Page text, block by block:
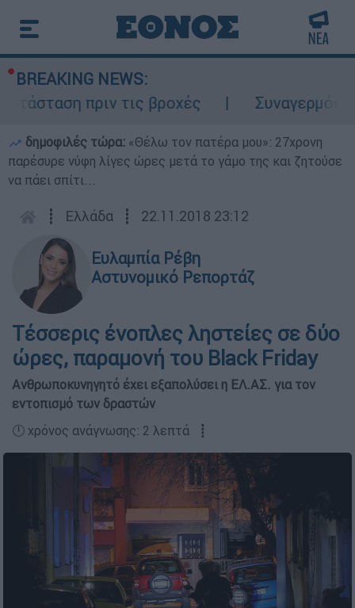
BREAKING NEWS:
πριν τις βροχές
Συναγερμός
δημοφιλές τώρα: «Θέλω τον πατέρα μου»: 27χρονη
παρέσυρε νύφη λίγες ώρες μετά το γάμο της και ζητούσε
να πάει σπίτι...
┋ Ελλάδα ┋ 22.11.2018 23:12
Ευλαμπία Ρέβη
Αστυνομικό Ρεπορτάζ
Τέσσερις ένοπλες ληστείες σε δύο
ώρες, παραμονή του Black Friday
Ανθρωποκυνηγητό έχει εξαπολύσει η ΕΛ.ΑΣ. για τον
εντοπισμό των δραστών
🕛 χρόνος ανάγνωσης: 2 λεπτά ┋